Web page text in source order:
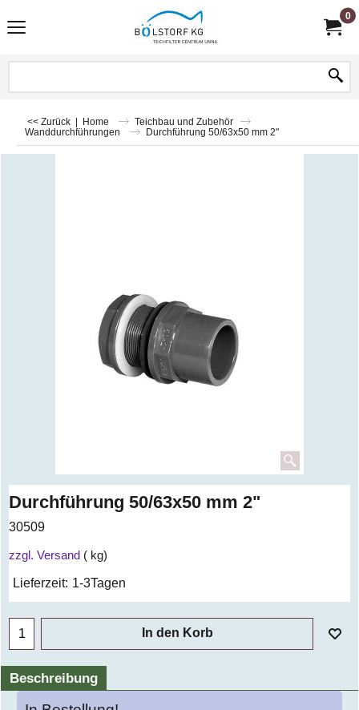
0
<< Zurück | Home
Teichbau und Zubehör
Wanddurchführungen
Durchführung 50/63x50 mm 2"
Durchführung 50/63x50 mm 2"
30509
zzgl. Versand kg
Lieferzeit: 1-3Tagen
In den Korb
Beschreibung